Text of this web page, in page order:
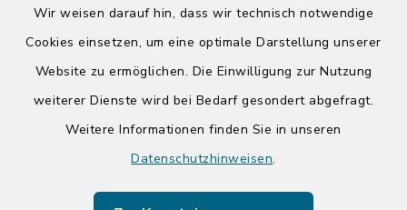
Wir weisen darauf hin, dass wir technisch notwendige
Cookies einsetzen, um eine optimale Darstellung unserer
Website zu ermöglichen. Die Einwilligung zur Nutzung
weiterer Dienste wird bei Bedarf gesondert abgefragt.
Weitere Informationen finden Sie in unseren
Datenschutzhinweisen.
Barrierefreiheit